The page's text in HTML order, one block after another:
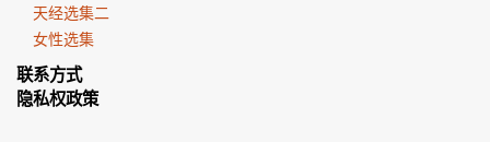
天经选集二
女性选集
联系方式
隐私权政策